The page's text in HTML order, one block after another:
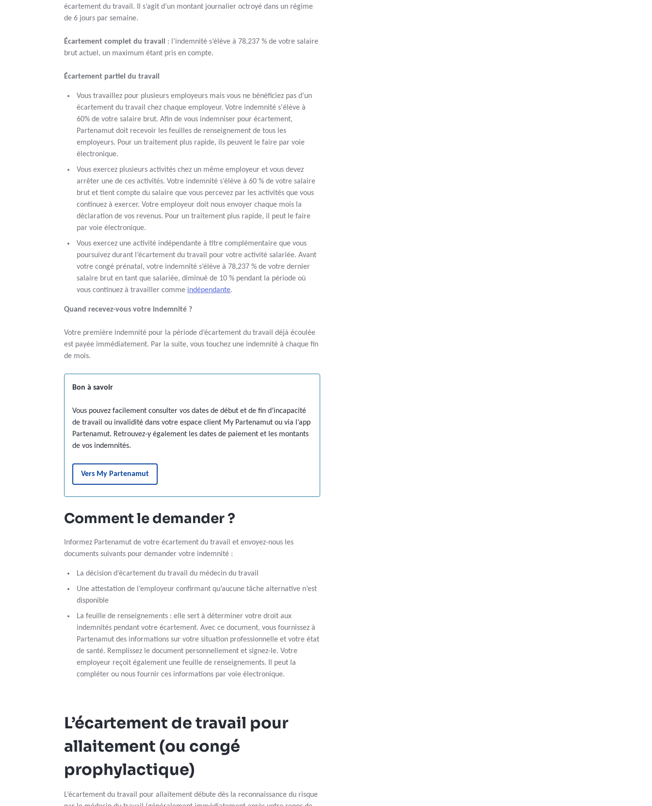
écartement du travail. Il s’agit d’un montant journalier octroyé dans un régime
de 6 jours par semaine.
Écartement complet du travail
: l’indemnité s’élève à 78,237 % de votre salaire
brut actuel, un maximum étant pris en compte.
Écartement partiel du travail
Vous travaillez pour plusieurs employeurs mais vous ne bénéficiez pas d’un
écartement du travail chez chaque employeur. Votre indemnité s'élève à
60% de votre salaire brut. Afin de vous indemniser pour écartement,
Partenamut doit recevoir les feuilles de renseignement de tous les
employeurs. Pour un traitement plus rapide, ils peuvent le faire par voie
électronique.
Vous exercez plusieurs activités chez un même employeur et vous devez
arrêter une de ces activités. Votre indemnité s’élève à 60 % de votre salaire
brut et tient compte du salaire que vous percevez par les activités que vous
continuez à exercer. Votre employeur doit nous envoyer chaque mois la
déclaration de vos revenus. Pour un traitement plus rapide, il peut le faire
par voie électronique.
Vous exercez une activité indépendante à titre complémentaire que vous
poursuivez durant l’écartement du travail pour votre activité salariée. Avant
votre congé prénatal, votre indemnité s’élève à 78,237 % de votre dernier
salaire brut en tant que salariée, diminué de 10 % pendant la période où
vous continuez à travailler comme indépendante.
Quand recevez-vous votre indemnité ?
Votre première indemnité pour la période d’écartement du travail déjà écoulée
est payée immédiatement. Par la suite, vous touchez une indemnité à chaque fin
de mois.
Bon à savoir
Vous pouvez facilement consulter vos dates de début et de fin d’incapacité
de travail ou invalidité dans votre espace client My Partenamut ou via l’app
Partenamut. Retrouvez-y également les dates de paiement et les montants
de vos indemnités.
Vers My Partenamut
Comment le demander ?
Informez Partenamut de votre écartement du travail et envoyez-nous les
documents suivants pour demander votre indemnité :
La décision d’écartement du travail du médecin du travail
Une attestation de l’employeur confirmant qu’aucune tâche alternative n’est
disponible
La feuille de renseignements : elle sert à déterminer votre droit aux
indemnités pendant votre écartement. Avec ce document, vous fournissez à
Partenamut des informations sur votre situation professionnelle et votre état
de santé. Remplissez le document personnellement et signez-le. Votre
employeur reçoit également une feuille de renseignements. Il peut la
compléter ou nous fournir ces informations par voie électronique.
L’écartement de travail pour
allaitement (ou congé
prophylactique)
L’écartement du travail pour allaitement débute dès la reconnaissance du risque